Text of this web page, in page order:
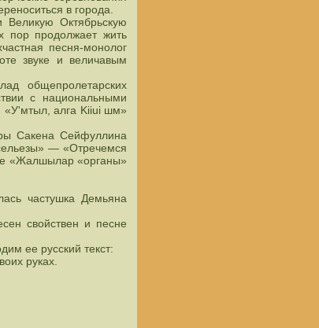
в города.
Великую Октябрьскую
пор продолжает жить
песня-монолог
звуке и величавым
общепролетарских
с национальными
«У'мтыл, алга Kiiui шм»
Сакена Сейфуллина
— «Отречемся
«Жалшылар «органы»
частушка Демьяна
свойствен и песне
ее русский текст:
руках.